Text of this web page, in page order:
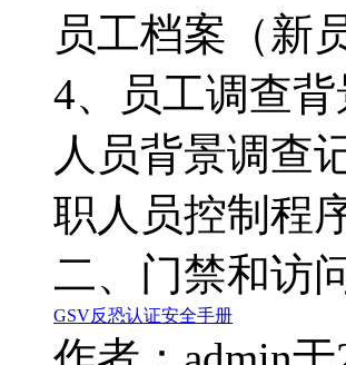
员工档案（新
4、员工调查
人员背景调查
职人员控制程
二、门禁和访
GSV反恐认证安全手册